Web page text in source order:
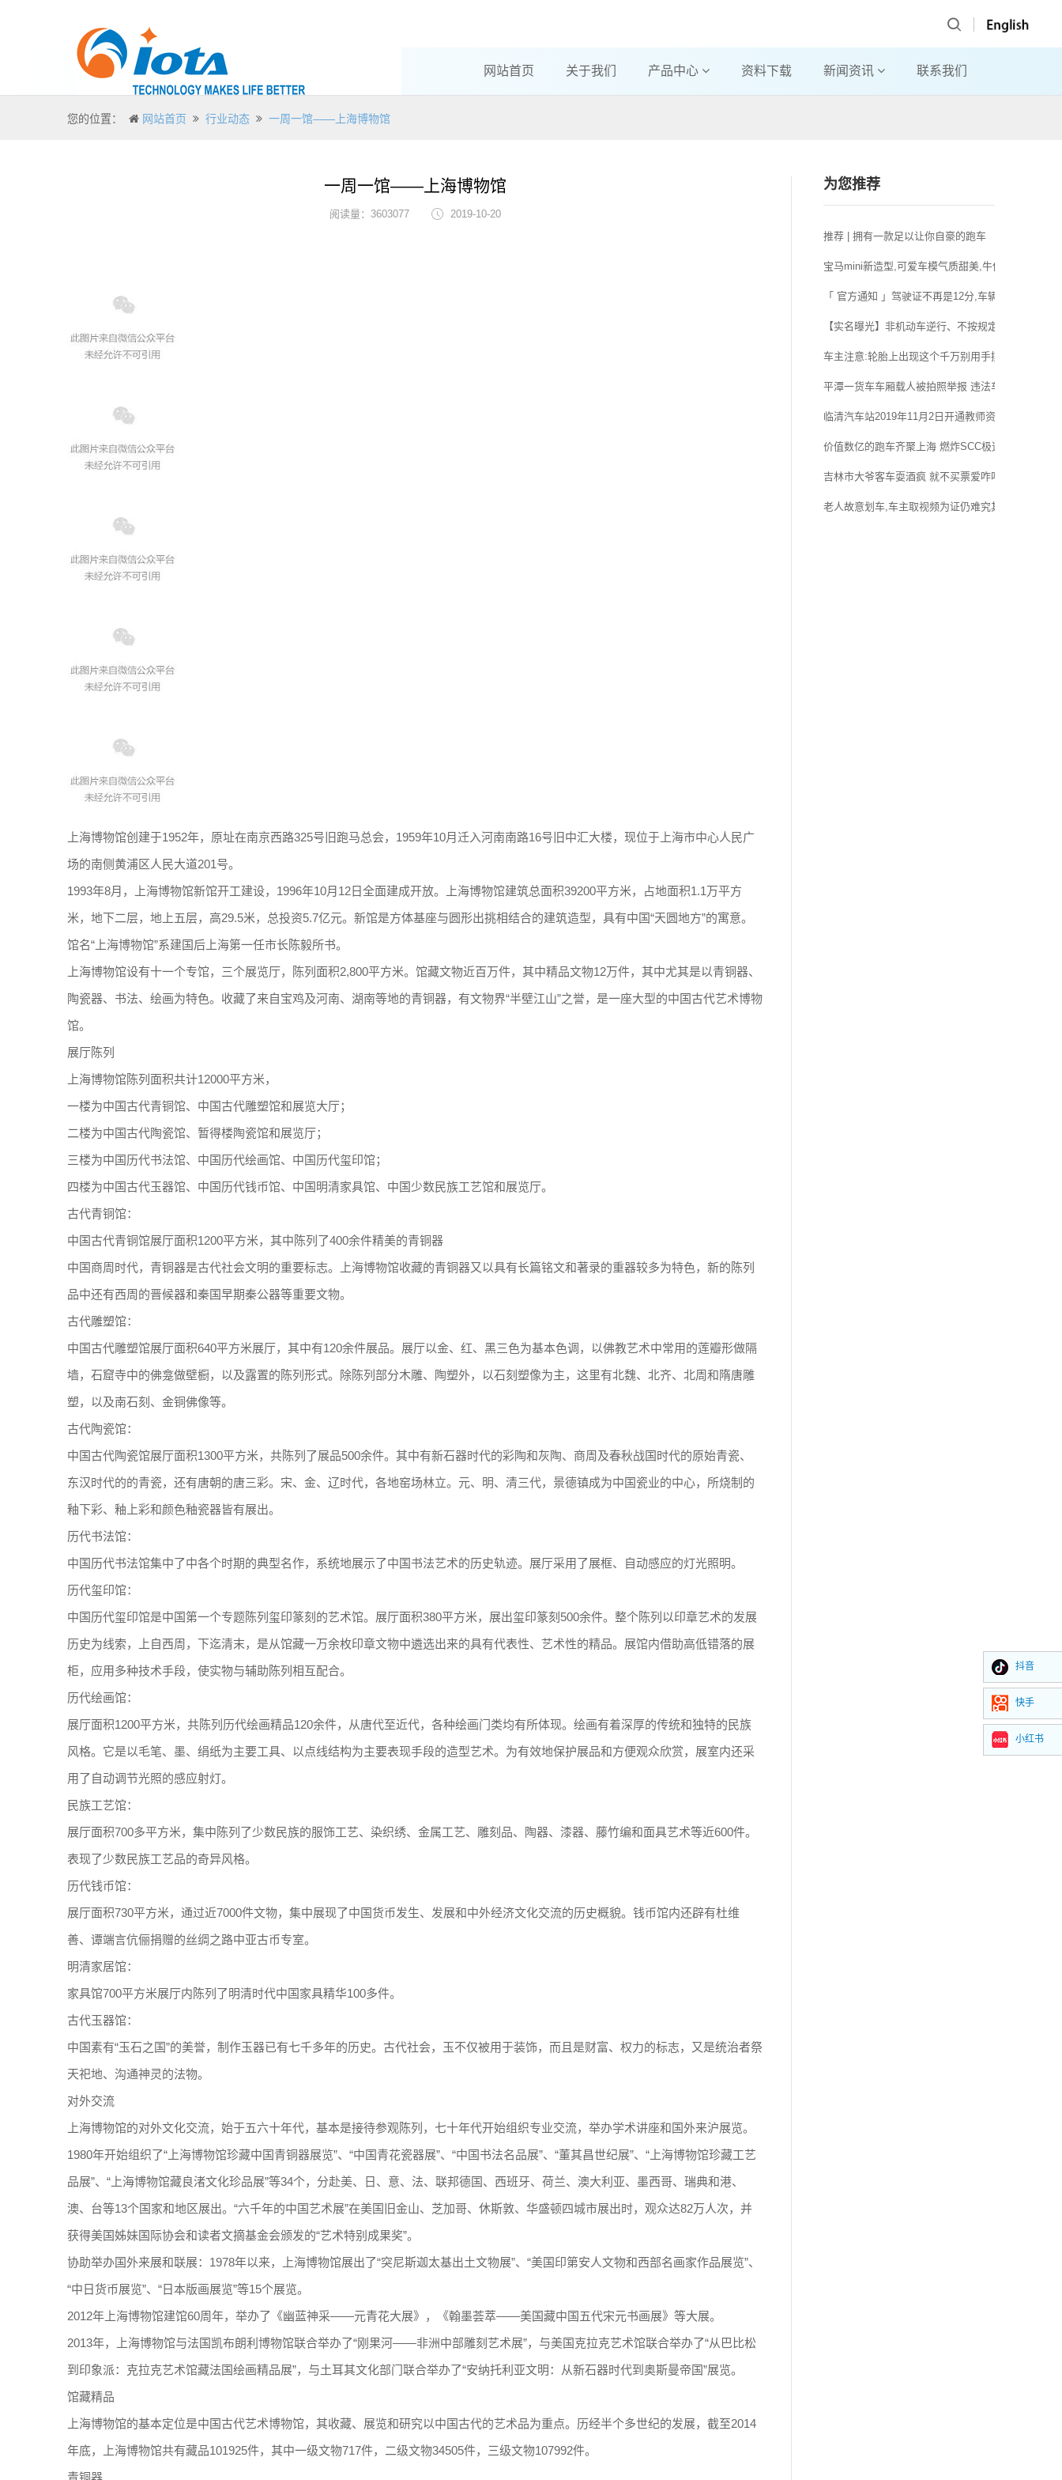
网站首页 关于我们 产品中心 资料下载 新闻资讯 联系我们
您的位置： 网站首页 行业动态 一周一馆——上海博物馆
一周一馆——上海博物馆
阅读量：3603077 2019-10-20
上海博物馆创建于1952年，原址在南京西路325号旧跑马总会，1959年10月迁入河南南路16号旧中汇大楼，现位于上海市中心人民广
场的南侧黄浦区人民大道201号。
1993年8月，上海博物馆新馆开工建设，1996年10月12日全面建成开放。上海博物馆建筑总面积39200平方米，占地面积1.1万平方
米，地下二层，地上五层，高29.5米，总投资5.7亿元。新馆是方体基座与圆形出挑相结合的建筑造型，具有中国“天圆地方”的寓意。
馆名“上海博物馆”系建国后上海第一任市长陈毅所书。
上海博物馆设有十一个专馆，三个展览厅，陈列面积2,800平方米。馆藏文物近百万件，其中精品文物12万件，其中尤其是以青铜器、
陶瓷器、书法、绘画为特色。收藏了来自宝鸡及河南、湖南等地的青铜器，有文物界“半壁江山”之誉，是一座大型的中国古代艺术博物
馆。
展厅陈列
上海博物馆陈列面积共计12000平方米，
一楼为中国古代青铜馆、中国古代雕塑馆和展览大厅；
二楼为中国古代陶瓷馆、暂得楼陶瓷馆和展览厅；
三楼为中国历代书法馆、中国历代绘画馆、中国历代玺印馆；
四楼为中国古代玉器馆、中国历代钱币馆、中国明清家具馆、中国少数民族工艺馆和展览厅。
古代青铜馆：
中国古代青铜馆展厅面积1200平方米，其中陈列了400余件精美的青铜器
中国商周时代，青铜器是古代社会文明的重要标志。上海博物馆收藏的青铜器又以具有长篇铭文和著录的重器较多为特色，新的陈列
品中还有西周的晋候器和秦国早期秦公器等重要文物。
古代雕塑馆：
中国古代雕塑馆展厅面积640平方米展厅，其中有120余件展品。展厅以金、红、黑三色为基本色调，以佛教艺术中常用的莲瓣形做隔
墙，石窟寺中的佛龛做壁橱，以及露置的陈列形式。除陈列部分木雕、陶塑外，以石刻塑像为主，这里有北魏、北齐、北周和隋唐雕
塑，以及南石刻、金铜佛像等。
古代陶瓷馆：
中国古代陶瓷馆展厅面积1300平方米，共陈列了展品500余件。其中有新石器时代的彩陶和灰陶、商周及春秋战国时代的原始青瓷、
东汉时代的的青瓷，还有唐朝的唐三彩。宋、金、辽时代，各地窑场林立。元、明、清三代，景德镇成为中国瓷业的中心，所烧制的
釉下彩、釉上彩和颜色釉瓷器皆有展出。
历代书法馆：
中国历代书法馆集中了中各个时期的典型名作，系统地展示了中国书法艺术的历史轨迹。展厅采用了展框、自动感应的灯光照明。
历代玺印馆：
中国历代玺印馆是中国第一个专题陈列玺印篆刻的艺术馆。展厅面积380平方米，展出玺印篆刻500余件。整个陈列以印章艺术的发展
历史为线索，上自西周，下迄清末，是从馆藏一万余枚印章文物中遴选出来的具有代表性、艺术性的精品。展馆内借助高低错落的展
柜，应用多种技术手段，使实物与辅助陈列相互配合。
历代绘画馆：
展厅面积1200平方米，共陈列历代绘画精品120余件，从唐代至近代，各种绘画门类均有所体现。绘画有着深厚的传统和独特的民族
风格。它是以毛笔、墨、绢纸为主要工具、以点线结构为主要表现手段的造型艺术。为有效地保护展品和方便观众欣赏，展室内还采
用了自动调节光照的感应射灯。
民族工艺馆：
展厅面积700多平方米，集中陈列了少数民族的服饰工艺、染织绣、金属工艺、雕刻品、陶器、漆器、藤竹编和面具艺术等近600件。
表现了少数民族工艺品的奇异风格。
历代钱币馆：
展厅面积730平方米，通过近7000件文物，集中展现了中国货币发生、发展和中外经济文化交流的历史概貌。钱币馆内还辟有杜维
善、谭端言伉俪捐赠的丝绸之路中亚古币专室。
明清家居馆：
家具馆700平方米展厅内陈列了明清时代中国家具精华100多件。
古代玉器馆：
中国素有“玉石之国”的美誉，制作玉器已有七千多年的历史。古代社会，玉不仅被用于装饰，而且是财富、权力的标志，又是统治者祭
天祀地、沟通神灵的法物。
对外交流
上海博物馆的对外文化交流，始于五六十年代，基本是接待参观陈列，七十年代开始组织专业交流，举办学术讲座和国外来沪展览。
1980年开始组织了“上海博物馆珍藏中国青铜器展览”、“中国青花瓷器展”、“中国书法名品展”、“董其昌世纪展”、“上海博物馆珍藏工艺
品展”、“上海博物馆藏良渚文化珍品展”等34个，分赴美、日、意、法、联邦德国、西班牙、荷兰、澳大利亚、墨西哥、瑞典和港、
澳、台等13个国家和地区展出。“六千年的中国艺术展”在美国旧金山、芝加哥、休斯敦、华盛顿四城市展出时，观众达82万人次，并
获得美国姊妹国际协会和读者文摘基金会颁发的“艺术特别成果奖”。
协助举办国外来展和联展：1978年以来，上海博物馆展出了“突尼斯迦太基出土文物展”、“美国印第安人文物和西部名画家作品展览”、
“中日货币展览”、“日本版画展览”等15个展览。
2012年上海博物馆建馆60周年，举办了《幽蓝神采——元青花大展》，《翰墨荟萃——美国藏中国五代宋元书画展》等大展。
2013年，上海博物馆与法国凯布朗利博物馆联合举办了“刚果河——非洲中部雕刻艺术展”，与美国克拉克艺术馆联合举办了“从巴比松
到印象派：克拉克艺术馆藏法国绘画精品展”，与土耳其文化部门联合举办了“安纳托利亚文明：从新石器时代到奥斯曼帝国”展览。
馆藏精品
上海博物馆的基本定位是中国古代艺术博物馆，其收藏、展览和研究以中国古代的艺术品为重点。历经半个多世纪的发展，截至2014
年底，上海博物馆共有藏品101925件，其中一级文物717件，二级文物34505件，三级文物107992件。
青铜器
为您推荐
推荐 | 拥有一款足以让你自豪的跑车
宝马mini新造型,可爱车模气质甜美,牛仔短裤显身材
「 官方通知 」驾驶证不再是12分,车辆不再“年检
【实名曝光】非机动车逆行、不按规定车道行驶违
车主注意:轮胎上出现这个千万别用手摸!
平潭一货车车厢载人被拍照举报 违法车牌同曝光并
临清汽车站2019年11月2日开通教师资格证考场直通
价值数亿的跑车齐聚上海 燃炸SCC极速赛道嘉年华
吉林市大爷客车耍酒疯 就不买票爱咋咋地 谁也别想
老人故意划车,车主取视频为证仍难究其责任!应该怎
抖音
快手
小红书